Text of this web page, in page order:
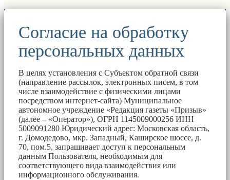
Согласие на обработку
персональных данных
В целях установления с Субъектом обратной связи
(направление рассылок, электронных писем, в том
числе взаимодействие с физическими лицами
посредством интернет-сайта) Муниципальное
автономное учреждение «Редакция газеты «Призыв»
(далее – «Оператор»), ОГРН 1145009000256 ИНН
5009091280 Юридический адрес: Московская область,
г. Домодедово, мкр. Западный, Каширское шоссе, д.
70, пом.5, запрашивает доступ к персональным
данным Пользователя, необходимым для
соответствующего вида взаимодействия или
информационного обслуживания.